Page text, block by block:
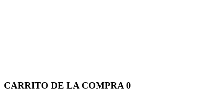
CARRITO DE LA COMPRA 0